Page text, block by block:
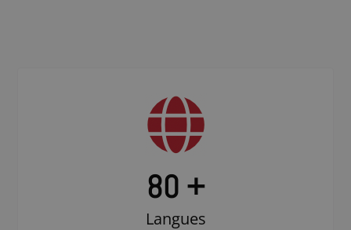
80 +
Langues